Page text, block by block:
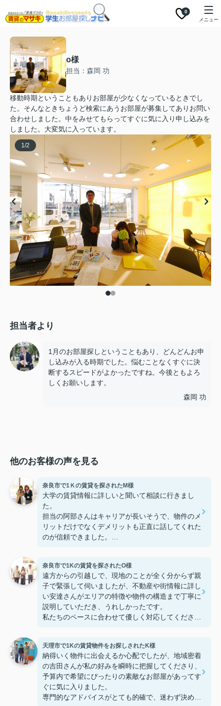
0
メニュー
o様
担当：森岡 功
移動時期ということもありお部屋が少なくなっているときでし
た。そんなときちょうど検索にあうお部屋が募集してありお問い
合わせしました。中をみせてもらってすぐに気に入り申し込みを
しました。大変気に入っています。
1/2
担当者より
1月のお部屋探しということもあり、どんどんお申
し込みが入る時期でした。悩むことなくすぐに決
断するスピードがよかったですね。今後ともよろ
しくお願いします。
森岡 功
他のお客様の声を見る
奈良市で1Ｋの賃貸を探されたM様
大学の賃貸情報に詳しいと聞いて相談に行きまし
た。
担当の阿部さんはキャリアが長いそうで、物件のメ
リットだけでなくデメリットも正直に話してくれた
のが信頼できました。
す。
奈良市で1Kの賃貸を探されたO様
遠方からの引越しで、現地のことが全く分からず親
子で緊張して伺いましたが、不動産や街情報に詳し
い安達さんがエリアの特徴や物件の構造まで丁寧に
説明していただき、うれしかったです。
私たちのペースに合わせて優しく対応してくださっ
り、感謝しています。安達さん、ありがとうござい
ました！
天理市で1Kの賃貸物件をお探しされたK様
納得いく物件に出会えるか心配でしたが、地域密着
の吉田さんが私の好みを瞬時に把握してくださり、
予算内で希望にぴったりの素敵なお部屋があってす
ぐに気に入りました。
専門的なアドバイスがとても的確で、迷わず決める